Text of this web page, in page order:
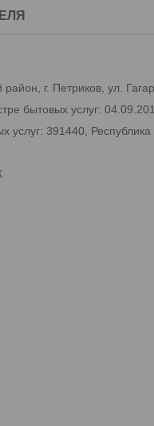
г. Петриков, ул.
бытовых услуг:
услуг: 391440,